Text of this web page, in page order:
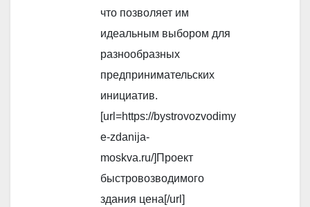
что позволяет им
идеальным выбором для
разнообразных
предпринимательских
инициатив.
[url=https://bystrovozvodimy
e-zdanija-
moskva.ru/]Проект
быстровозводимого
здания цена[/url]